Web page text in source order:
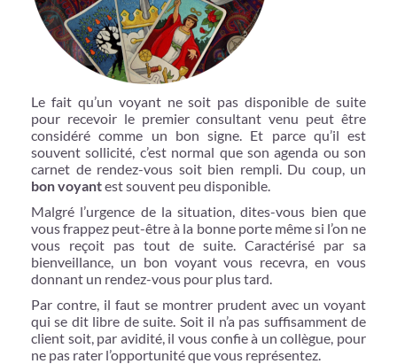
Le fait qu’un voyant ne soit pas disponible de suite
pour recevoir le premier consultant venu peut être
considéré comme un bon signe. Et parce qu’il est
souvent sollicité, c’est normal que son agenda ou son
carnet de rendez-vous soit bien rempli. Du coup, un
bon voyantest souvent peu disponible.
Malgré l’urgence de la situation, dites-vous bien que
vous frappez peut-être à la bonne porte même si l’on ne
vous reçoit pas tout de suite. Caractérisé par sa
bienveillance, un bon voyant vous recevra, en vous
donnant un rendez-vous pour plus tard.
Par contre, il faut se montrer prudent avec un voyant
qui se dit libre de suite. Soit il n’a pas suffisamment de
client soit, par avidité, il vous confie à un collègue, pour
ne pas rater l’opportunité que vous représentez.